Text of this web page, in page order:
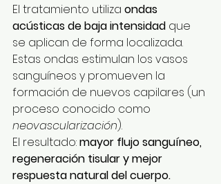
El tratamiento utiliza ondas
acústicas de baja intensidad que
se aplican de forma localizada.
Estas ondas estimulan los vasos
sanguíneos y promueven la
formación de nuevos capilares (un
proceso conocido como
neovascularización).
El resultado: mayor flujo sanguíneo,
regeneración tisular y mejor
respuesta natural del cuerpo.